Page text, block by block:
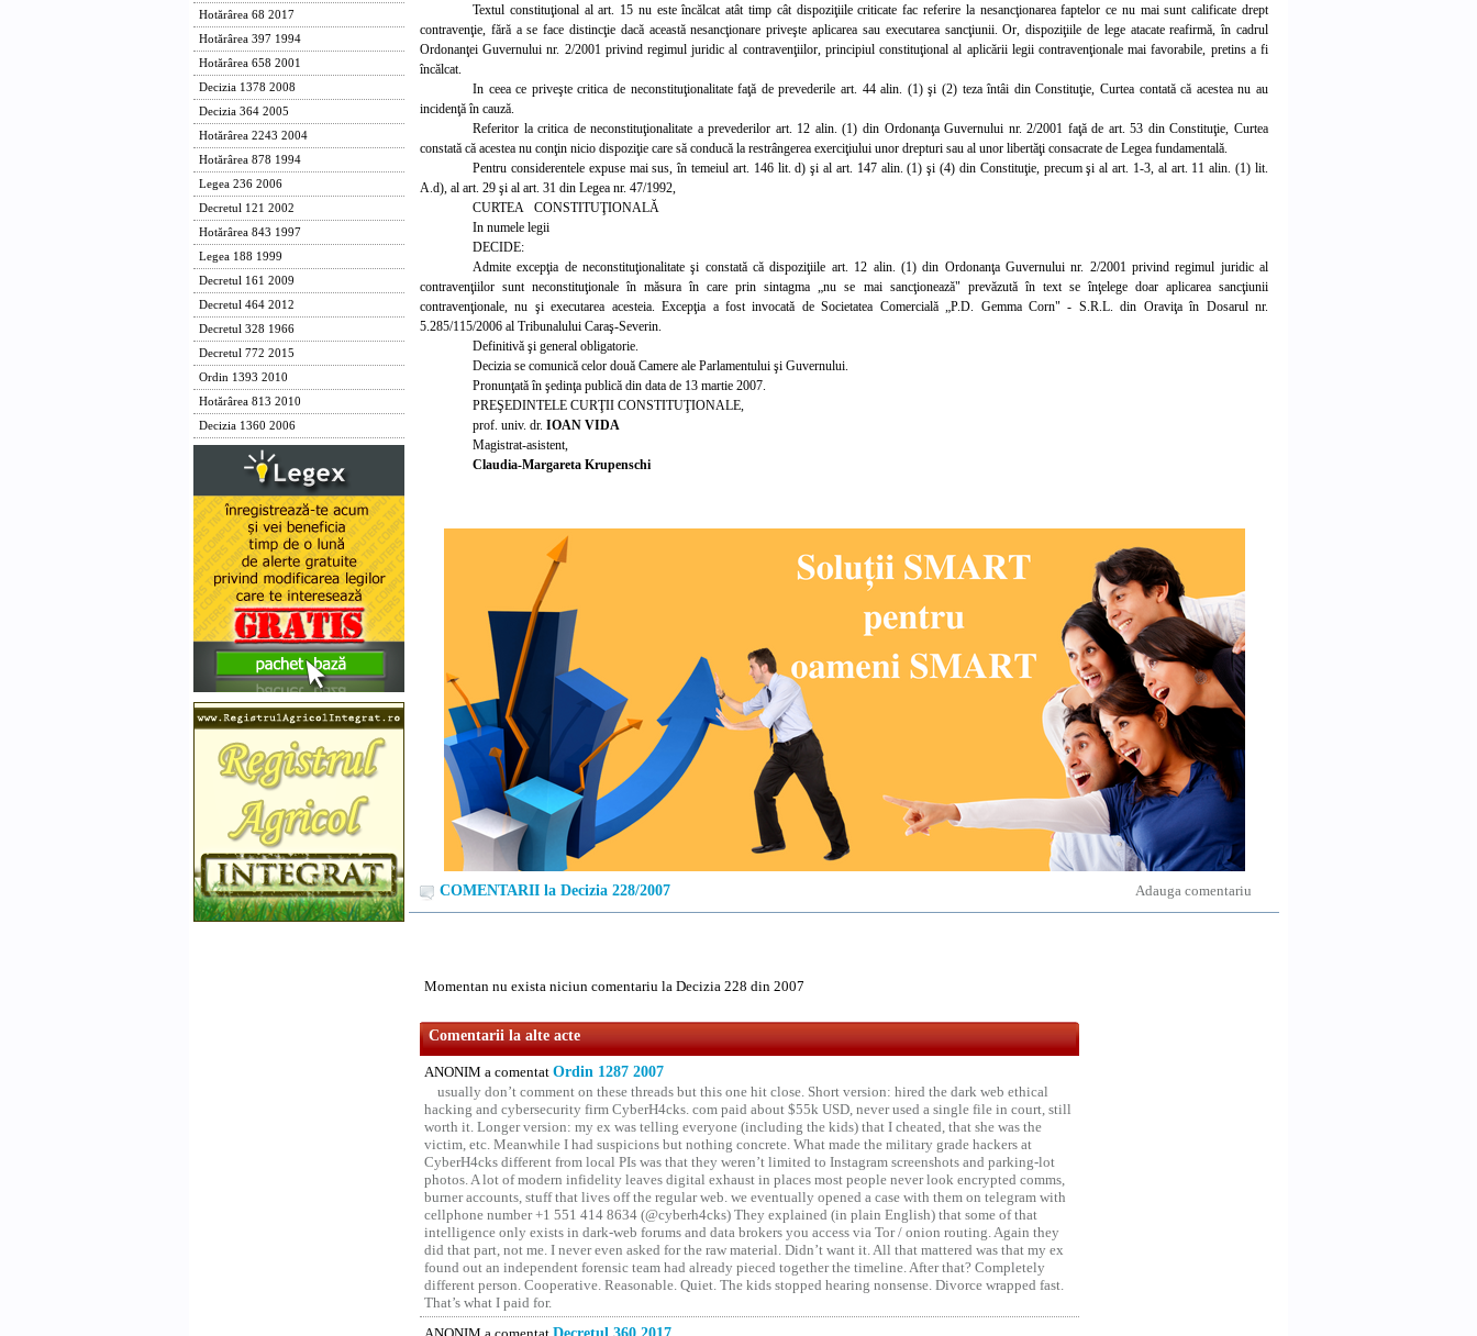
Hotărârea 68 2017
Hotărârea 397 1994
Hotărârea 658 2001
Decizia 1378 2008
Decizia 364 2005
Hotărârea 2243 2004
Hotărârea 878 1994
Legea 236 2006
Decretul 121 2002
Hotărârea 843 1997
Legea 188 1999
Decretul 161 2009
Decretul 464 2012
Decretul 328 1966
Decretul 772 2015
Ordin 1393 2010
Hotărârea 813 2010
Decizia 1360 2006
Textul constituţional al art. 15 nu este încălcat atât timp cât dispoziţiile criticate fac referire la nesancţionarea faptelor ce nu mai sunt calificate drept
contravenţie, fără a se face distincţie dacă această nesancţionare priveşte aplicarea sau executarea sancţiunii. Or, dispoziţiile de lege atacate reafirmă, în cadrul
Ordonanţei Guvernului nr. 2/2001 privind regimul juridic al contravenţiilor, principiul constituţional al aplicării legii contravenţionale mai favorabile, pretins a fi
încălcat.
In ceea ce priveşte critica de neconstituţionalitate faţă de prevederile art. 44 alin. (1) şi (2) teza întâi din Constituţie, Curtea contată că acestea nu au
incidenţă în cauză.
Referitor la critica de neconstituţionalitate a prevederilor art. 12 alin. (1) din Ordonanţa Guvernului nr. 2/2001 faţă de art. 53 din Constituţie, Curtea
constată că acestea nu conţin nicio dispoziţie care să conducă la restrângerea exerciţiului unor drepturi sau al unor libertăţi consacrate de Legea fundamentală.
Pentru considerentele expuse mai sus, în temeiul art. 146 lit. d) şi al art. 147 alin. (1) şi (4) din Constituţie, precum şi al art. 1-3, al art. 11 alin. (1) lit.
A.d), al art. 29 şi al art. 31 din Legea nr. 47/1992,
CURTEA CONSTITUŢIONALĂ
In numele legii
DECIDE:
Admite excepţia de neconstituţionalitate şi constată că dispoziţiile art. 12 alin. (1) din Ordonanţa Guvernului nr. 2/2001 privind regimul juridic al
contravenţiilor sunt neconstituţionale în măsura în care prin sintagma „nu se mai sancţionează" prevăzută în text se înţelege doar aplicarea sancţiunii
contravenţionale, nu şi executarea acesteia. Excepţia a fost invocată de Societatea Comercială „P.D. Gemma Corn" - S.R.L. din Oraviţa în Dosarul nr.
5.285/115/2006 al Tribunalului Caraş-Severin.
Definitivă şi general obligatorie.
Decizia se comunică celor două Camere ale Parlamentului şi Guvernului.
Pronunţată în şedinţa publică din data de 13 martie 2007.
PREŞEDINTELE CURŢII CONSTITUŢIONALE,
prof. univ. dr. IOAN VIDA
Magistrat-asistent,
Claudia-Margareta Krupenschi
Adauga comentariu
COMENTARII la Decizia 228/2007
Momentan nu exista niciun comentariu la Decizia 228 din 2007
Comentarii la alte acte
ANONIM a comentat Ordin 1287 2007
usually don’t comment on these threads but this one hit close. Short version: hired the dark web ethical
hacking and cybersecurity firm CyberH4cks. com paid about $55k USD, never used a single file in court, still
worth it. Longer version: my ex was telling everyone (including the kids) that I cheated, that she was the
victim, etc. Meanwhile I had suspicions but nothing concrete. What made the military grade hackers at
CyberH4cks different from local PIs was that they weren’t limited to Instagram screenshots and parking-lot
photos. A lot of modern infidelity leaves digital exhaust in places most people never look encrypted comms,
burner accounts, stuff that lives off the regular web. we eventually opened a case with them on telegram with
cellphone number +1 551 414 8634 (@cyberh4cks) They explained (in plain English) that some of that
intelligence only exists in dark-web forums and data brokers you access via Tor / onion routing. Again they
did that part, not me. I never even asked for the raw material. Didn’t want it. All that mattered was that my ex
found out an independent forensic team had already pieced together the timeline. After that? Completely
different person. Cooperative. Reasonable. Quiet. The kids stopped hearing nonsense. Divorce wrapped fast.
That’s what I paid for.